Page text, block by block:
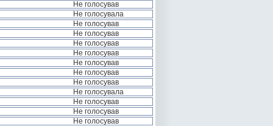
Не голосував
Не голосувала
Не голосував
Не голосував
Не голосував
Не голосував
Не голосував
Не голосував
Не голосував
Не голосувала
Не голосував
Не голосував
Не голосував